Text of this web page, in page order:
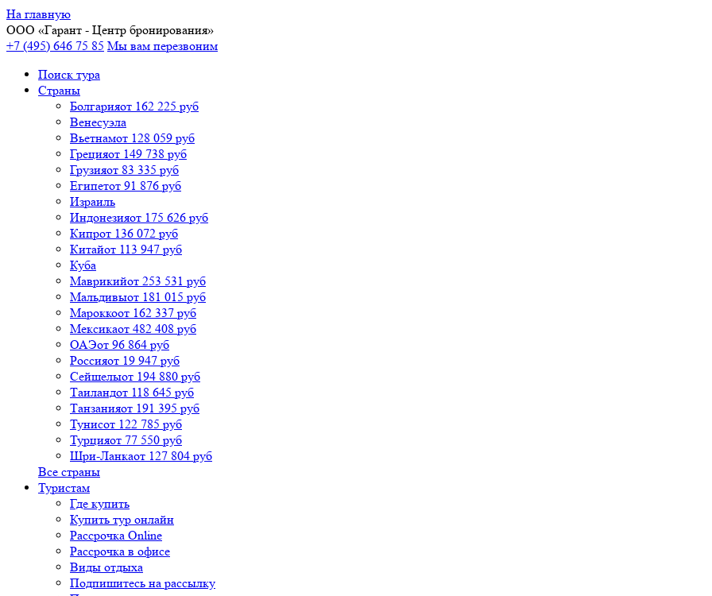
На главную
ООО «Гарант - Центр бронирования»
+7 (495) 646 75 85 Мы вам перезвоним
Поиск тура
Cтраны
Болгарияот 162 225 руб
Венесуэла
Вьетнамот 128 059 руб
Грецияот 149 738 руб
Грузияот 83 335 руб
Египетот 91 876 руб
Израиль
Индонезияот 175 626 руб
Кипрот 136 072 руб
Китайот 113 947 руб
Куба
Маврикийот 253 531 руб
Мальдивыот 181 015 руб
Мароккоот 162 337 руб
Мексикаот 482 408 руб
ОАЭот 96 864 руб
Россияот 19 947 руб
Сейшелыот 194 880 руб
Таиландот 118 645 руб
Танзанияот 191 395 руб
Тунисот 122 785 руб
Турцияот 77 550 руб
Шри-Ланкаот 127 804 руб
Все страны
Туристам
Где купить
Купить тур онлайн
Рассрочка Online
Рассрочка в офисе
Виды отдыха
Подпишитесь на рассылку